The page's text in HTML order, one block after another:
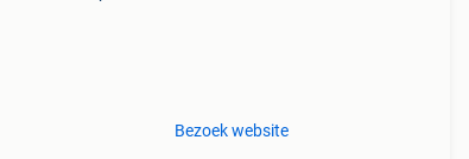
Bezoek website